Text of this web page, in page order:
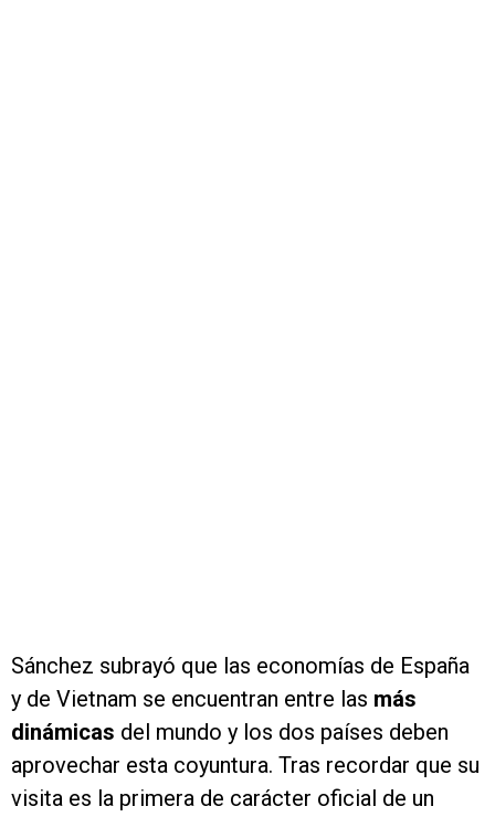
Sánchez subrayó que las economías de España
y de Vietnam se encuentran entre las más
dinámicas del mundo y los dos países deben
aprovechar esta coyuntura. Tras recordar que su
visita es la primera de carácter oficial de un